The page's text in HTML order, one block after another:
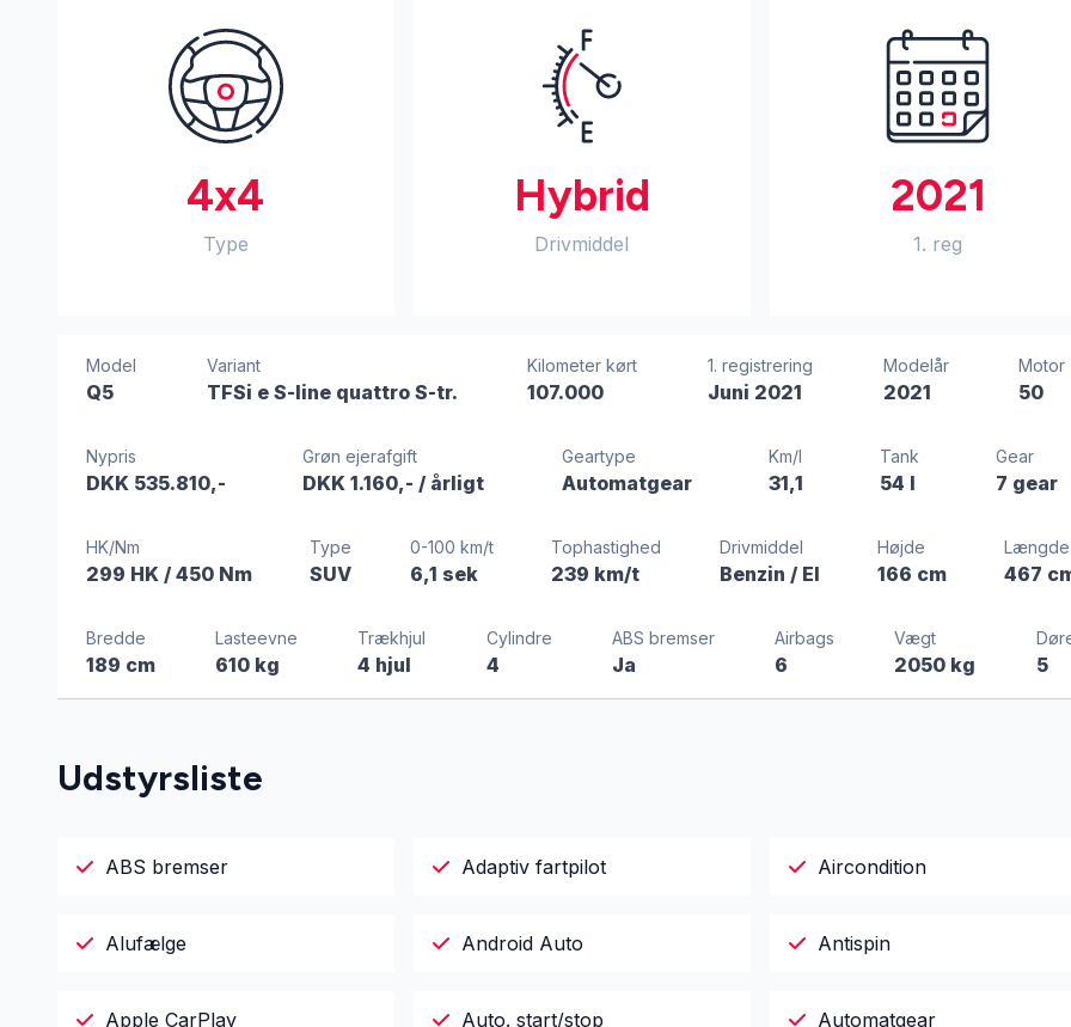
4x4
Type
Hybrid
Drivmiddel
2021
1. reg
Model
Q5
Variant
TFSi e S-line quattro S-tr.
Kilometer kørt
107.000
1. registrering
Juni 2021
Modelår
2021
Motor
50
Nypris
DKK 535.810,-
Grøn ejerafgift
DKK 1.160,-/ årligt
Geartype
Automatgear
Km/l
31,1
Tank
54 l
Gear
7 gear
HK/Nm
299 HK / 450 Nm
Type
SUV
0-100 km/t
6,1 sek
Tophastighed
239 km/t
Drivmiddel
Benzin / El
Højde
166 cm
Længde
467
Bredde
189 cm
Lasteevne
610 kg
Trækhjul
4 hjul
Cylindre
4
ABS bremser
Ja
Airbags
6
Vægt
2050 kg 5
Udstyrsliste
ABS bremser Adaptiv fartpilot Aircondition
Alufælge Android Auto Antispin
Apple CarPlay Auto. start/stop Automatgear